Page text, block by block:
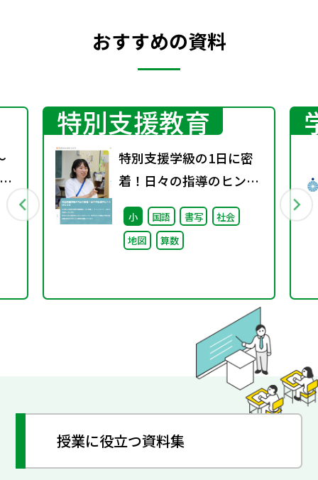
おすすめの資料
特別支援教育
特別支援学級の1日に密
着！日々の指導のヒント
がここに
小 国語 書写
社会
地図
算数
授業に役立つ資料集